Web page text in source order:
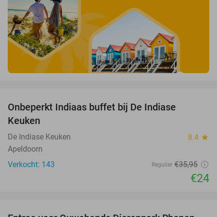
Onbeperkt Indiaas buffet bij De Indiase
Keuken
De Indiase Keuken 8.4 star
Apeldoorn
Verkocht: 143
Regulier €35,95
€24